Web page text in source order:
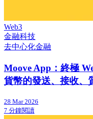
Web3
金融科技
去中心化金融
Moove App：終極
貨幣的發送、接收、
28 Mar 2026
7 分鐘閱讀